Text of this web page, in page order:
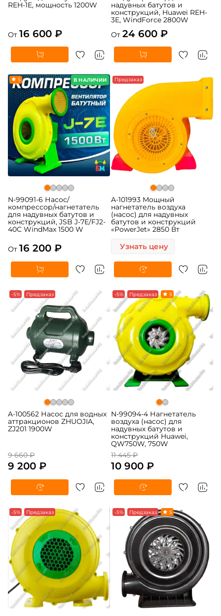
REH-1E, мощность 1200W
От 16 600 ₽
надувных батутов и
конструкций, Huawei REH-
3E, WindForce 2800W
От 24 600 ₽
В НАЛИЧИИ
5
N-99091-6 Насос/
компрессор/нагнетатель
для надувных батутов и
конструкций, JSB J-7E/FJ2-
40C WindMax 1500 W
От 16 200 ₽
Предзаказ
A-101993 Мощный
нагнетатель воздуха
(насос) для надувных
батутов и конструкций
«PowerJet» 2850 Вт
Узнать цену
-5% Предзаказ
A-100562 Насос для водных
аттракционов ZHUOJIA,
ZJ201 1900W
9 660 ₽
9 200 ₽
-5% Предзаказ 5
N-99094-4 Нагнетатель
воздуха (насос) для
надувных батутов и
конструкций Huawei,
QW750W, 750W
11 445 ₽
10 900 ₽
-5% Предзаказ -5% Предзаказ 5